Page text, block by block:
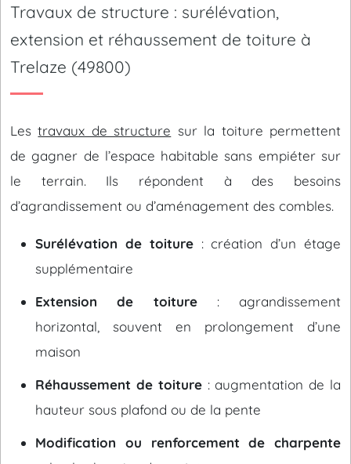
Travaux de structure : surélévation,
extension et réhaussement de toiture à
Trelaze (49800)
Lestravaux de structure sur la toiture permettent
de gagner de l’espace habitable sans empiéter sur
le terrain. Ils répondent à des besoins
d’agrandissement ou d’aménagement des combles.
Surélévation de toiture: création d’un étage
supplémentaire
Extension de toiture: agrandissement
horizontal, souvent en prolongement d’une
maison
Réhaussement de toiture: augmentation de la
hauteur sous plafond ou de la pente
Modification ou renforcement de charpente